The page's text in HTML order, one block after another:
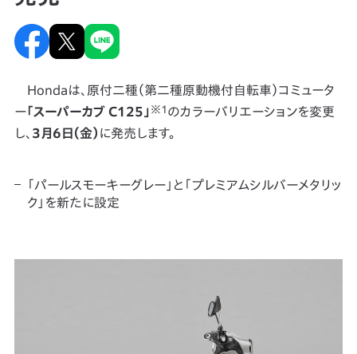
Hondaは、原付二種（第二種原動機付自転車）コミュータ
ー「スーパーカブ C125」 ※1 のカラーバリエーションを変更
し、 3月6日（金） に発売します。
「パールスモーキーグレー」と「プレミアムシルバーメタリッ
ク」を新たに設定